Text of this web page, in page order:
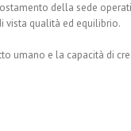
della sede
vista qualità ed equilibrio.
umano e la capacità di